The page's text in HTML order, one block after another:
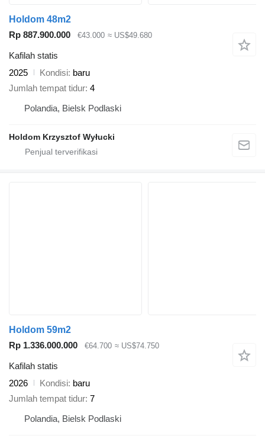
Holdom 48m2
Rp 887.900.000
€43.000 ≈ US$49.680
Kafilah statis
2025
Kondisi baru
Jumlah tempat tidur 4
Polandia, Bielsk Podlaski
Holdom Krzysztof Wyłucki
Holdom 59m2
Rp 1.336.000.000
€64.700 ≈ US$74.750
Kafilah statis
2026
Kondisi baru
Jumlah tempat tidur 7
Polandia, Bielsk Podlaski